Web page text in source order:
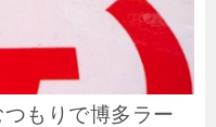
もりで博多ラー